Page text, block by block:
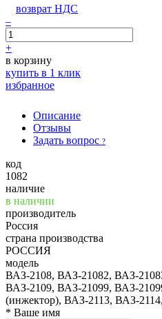
возврат НДС
–
+
в корзину
купить в 1 клик
избранное
Описание
Отзывы
Задать вопрос ?
код
1082
наличие
в наличии
производитель
Россия
страна производства
РОССИЯ
модель
ВАЗ-2108, ВАЗ-21082, ВАЗ-
ВАЗ-2109, ВАЗ-21099, ВАЗ-
(инжектор), ВАЗ-2113, ВАЗ-
* Ваше имя